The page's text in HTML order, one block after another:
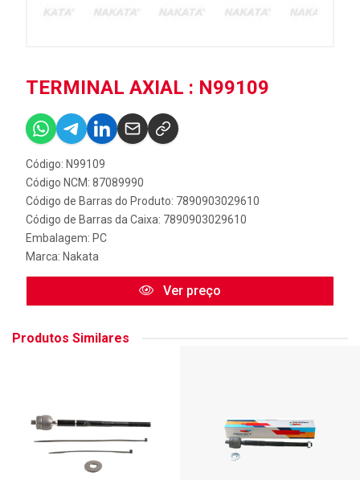
TERMINAL AXIAL : N99109
Código: N99109
Código NCM: 87089990
Código de Barras do Produto: 7890903029610
Código de Barras da Caixa: 7890903029610
Embalagem: PC
Marca: Nakata
Ver preço
Produtos Similares